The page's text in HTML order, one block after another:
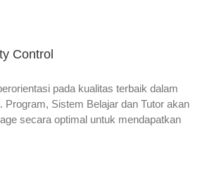
Control
pada kualitas terbaik dalam
Program, Sistem Belajar dan Tutor akan
secara optimal untuk mendapatkan